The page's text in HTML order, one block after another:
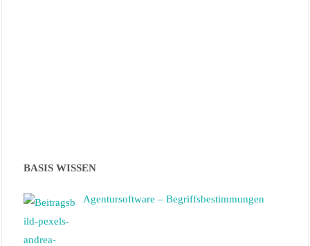
BASIS WISSEN
Agentursoftware – Begriffsbestimmungen